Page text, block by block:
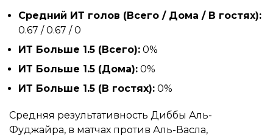
Средний ИТ голов (Всего / Дома / В гостях):
0.67 / 0.67 / 0
ИТ Больше 1.5 (Всего): 0%
ИТ Больше 1.5 (Дома): 0%
ИТ Больше 1.5 (В гостях): 0%
Средняя результативность Диббы Аль-
Фуджайра, в матчах против Аль-Васла,